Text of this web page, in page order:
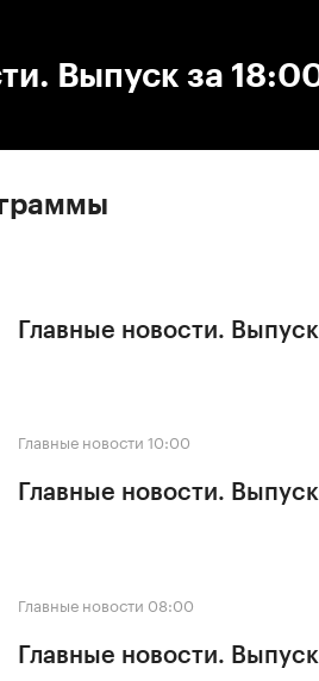
Выпуск за
Главные новости.
Главные новости 10:00
Главные новости.
Главные новости 08:00
Главные новости.